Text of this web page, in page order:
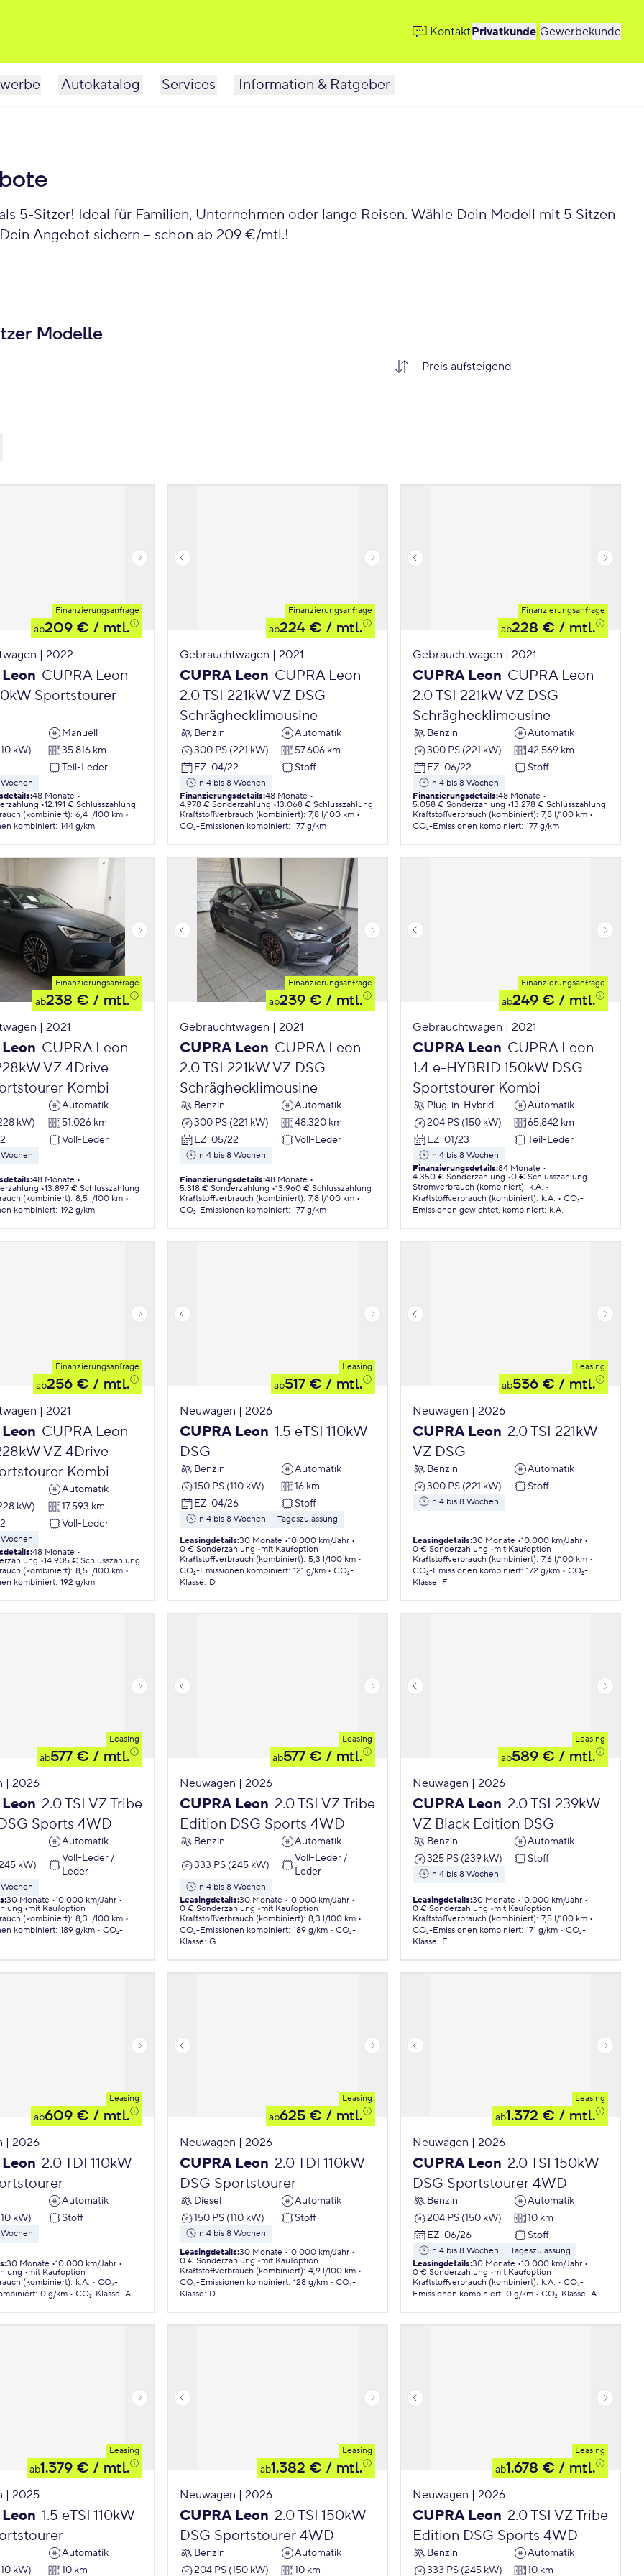
KontaktPrivatkunde|Gewerbekunde
Autokatalog Services Information & Ratgeber
5-Sitzer! Ideal für Familien, Unternehmen oder lange Reisen. Wähle Dein Modell mit 5 Sitzen
Angebot sichern – schon ab 209 €/mtl.!
Modelle
Finanzierungsanfrage
ab209 € / mtl.
| 2022
CUPRA Leon
Sportstourer
Manuell
kW)
35.816 km
Teil-Leder
:48 Monate
12.191 € Schlusszahlung
(kombiniert): 6,4 l/100 km
kombiniert: 144 g/km
Finanzierungsanfrage
ab224 € / mtl.
Gebrauchtwagen | 2021
CUPRA Leon CUPRA Leon
2.0 TSI 221kW VZ DSG
Schräghecklimousine
Benzin
Automatik
300 PS (221 kW)
57.606 km
EZ: 04/22 Stoff
in 4 bis 8 Wochen
Finanzierungsdetails:48 Monate
4.978 € Sonderzahlung 13.068 € Schlusszahlung
Kraftstoffverbrauch (kombiniert): 7,8 l/100 km
CO₂-Emissionen kombiniert: 177 g/km
Finanzierungsanfrage
ab228 € / mtl.
Gebrauchtwagen | 2021
CUPRA Leon CUPRA Leon
2.0 TSI 221kW VZ DSG
Schräghecklimousine
Benzin
Automatik
300 PS (221 kW)
42.569 km
EZ: 06/22 Stoff
in 4 bis 8 Wochen
Finanzierungsdetails:48 Monate
5.058 € Sonderzahlung 13.278 € Schlusszahlung
Kraftstoffverbrauch (kombiniert): 7,8 l/100 km
CO₂-Emissionen kombiniert: 177 g/km
Finanzierungsanfrage
ab238 € / mtl.
| 2021
CUPRA Leon
VZ 4Drive
Kombi
Automatik
kW)
51.026 km
Voll-Leder
:48 Monate
13.897 € Schlusszahlung
(kombiniert): 8,5 l/100 km
kombiniert: 192 g/km
Finanzierungsanfrage
ab239 € / mtl.
Gebrauchtwagen | 2021
CUPRA Leon CUPRA Leon
2.0 TSI 221kW VZ DSG
Schräghecklimousine
Benzin
Automatik
300 PS (221 kW)
48.320 km
EZ: 05/22 Voll-Leder
in 4 bis 8 Wochen
Finanzierungsdetails:48 Monate
5.318 € Sonderzahlung 13.960 € Schlusszahlung
Kraftstoffverbrauch (kombiniert): 7,8 l/100 km
CO₂-Emissionen kombiniert: 177 g/km
Finanzierungsanfrage
ab249 € / mtl.
Gebrauchtwagen | 2021
CUPRA Leon CUPRA Leon
1.4 e-HYBRID 150kW DSG
Sportstourer Kombi
Plug-in-Hybrid
Automatik
204 PS (150 kW)
65.842 km
EZ: 01/23 Teil-Leder
in 4 bis 8 Wochen
Finanzierungsdetails:84 Monate
4.350 € Sonderzahlung 0 € Schlusszahlung
Stromverbrauch (kombiniert): k.A.
Kraftstoffverbrauch (kombiniert): k.A.
CO₂-
Emissionen gewichtet, kombiniert: k.A.
Finanzierungsanfrage
ab256 € / mtl.
| 2021
CUPRA Leon
VZ 4Drive
Kombi
Automatik
kW)
17.593 km
Voll-Leder
:48 Monate
14.905 € Schlusszahlung
(kombiniert): 8,5 l/100 km
kombiniert: 192 g/km
Leasing
ab517 € / mtl.
Neuwagen | 2026
CUPRA Leon 1.5 eTSI 110kW
DSG
Benzin
Automatik
150 PS (110 kW)
16 km
EZ: 04/26 Stoff
in 4 bis 8 Wochen
Tageszulassung
Leasingdetails:30 Monate 10.000 km/Jahr
0 € Sonderzahlung
mit Kaufoption
Kraftstoffverbrauch (kombiniert): 5,3 l/100 km
CO₂-Emissionen kombiniert: 121 g/km
CO₂-
Klasse: D
Leasing
ab536 € / mtl.
Neuwagen | 2026
CUPRA Leon 2.0 TSI 221kW
VZ DSG
Benzin
Automatik
300 PS (221 kW)
Stoff
in 4 bis 8 Wochen
Leasingdetails:30 Monate 10.000 km/Jahr
0 € Sonderzahlung
mit Kaufoption
Kraftstoffverbrauch (kombiniert): 7,6 l/100 km
CO₂-Emissionen kombiniert: 172 g/km
CO₂-
Klasse: F
Leasing
ab577 € / mtl.
| 2026
2.0 TSI VZ Tribe
Sports 4WD
Automatik
kW)
Voll-Leder /
Leder
:30 Monate 10.000 km/Jahr
mit Kaufoption
(kombiniert): 8,3 l/100 km
kombiniert: 189 g/km
CO₂-
Leasing
ab577 € / mtl.
Neuwagen | 2026
CUPRA Leon 2.0 TSI VZ Tribe
Edition DSG Sports 4WD
Benzin
Automatik
333 PS (245 kW)
Voll-Leder /
Leder
in 4 bis 8 Wochen
Leasingdetails:30 Monate 10.000 km/Jahr
0 € Sonderzahlung
mit Kaufoption
Kraftstoffverbrauch (kombiniert): 8,3 l/100 km
CO₂-Emissionen kombiniert: 189 g/km
CO₂-
Klasse: G
Leasing
ab589 € / mtl.
Neuwagen | 2026
CUPRA Leon 2.0 TSI 239kW
VZ Black Edition DSG
Benzin
Automatik
325 PS (239 kW)
Stoff
in 4 bis 8 Wochen
Leasingdetails:30 Monate 10.000 km/Jahr
0 € Sonderzahlung
mit Kaufoption
Kraftstoffverbrauch (kombiniert): 7,5 l/100 km
CO₂-Emissionen kombiniert: 171 g/km
CO₂-
Klasse: F
Leasing
ab609 € / mtl.
| 2026
2.0 TDI 110kW
Automatik
kW)
Stoff
:30 Monate 10.000 km/Jahr
mit Kaufoption
(kombiniert): k.A.
CO₂-
: 0 g/km CO₂-Klasse: A
Leasing
ab625 € / mtl.
Neuwagen | 2026
CUPRA Leon 2.0 TDI 110kW
DSG Sportstourer
Diesel
Automatik
150 PS (110 kW)
Stoff
in 4 bis 8 Wochen
Leasingdetails:30 Monate 10.000 km/Jahr
0 € Sonderzahlung
mit Kaufoption
Kraftstoffverbrauch (kombiniert): 4,9 l/100 km
CO₂-Emissionen kombiniert: 128 g/km
CO₂-
Klasse: D
Leasing
ab1.372 € / mtl.
Neuwagen | 2026
CUPRA Leon 2.0 TSI 150kW
DSG Sportstourer 4WD
Benzin
Automatik
204 PS (150 kW)
10 km
EZ: 06/26 Stoff
in 4 bis 8 Wochen
Tageszulassung
Leasingdetails:30 Monate 10.000 km/Jahr
0 € Sonderzahlung
mit Kaufoption
Kraftstoffverbrauch (kombiniert): k.A.
CO₂-
Emissionen kombiniert: 0 g/km CO₂-Klasse: A
Leasing
ab1.379 € / mtl.
| 2025
1.5 eTSI 110kW
Automatik
kW)
10 km
Leasing
ab1.382 € / mtl.
Neuwagen | 2026
CUPRA Leon 2.0 TSI 150kW
DSG Sportstourer 4WD
Benzin
Automatik
204 PS (150 kW)
10 km
Leasing
ab1.678 € / mtl.
Neuwagen | 2026
CUPRA Leon 2.0 TSI VZ Tribe
Edition DSG Sports 4WD
Benzin
Automatik
333 PS (245 kW)
10 km